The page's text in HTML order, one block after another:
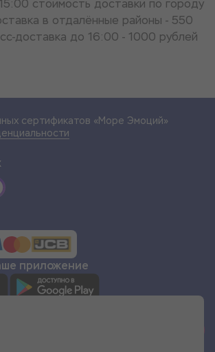
стоимость доставки по городу
в отдалённые районы - 550
доставка до 16:00 - 1000 рублей
сертификатов «Море Эмоций»
приложение